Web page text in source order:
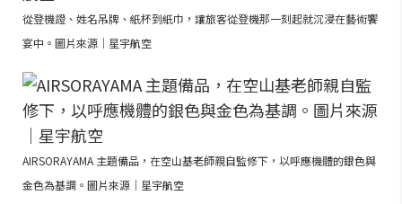
從登機證、姓名吊牌、紙杯到紙巾，讓旅客從登機那一刻起就沉浸在藝術饗
宴中。圖片來源｜星宇航空
AIRSORAYAMA 主題備品，在空山基老師親自監修下，以呼應機體的銀色與
金色為基調。圖片來源｜星宇航空